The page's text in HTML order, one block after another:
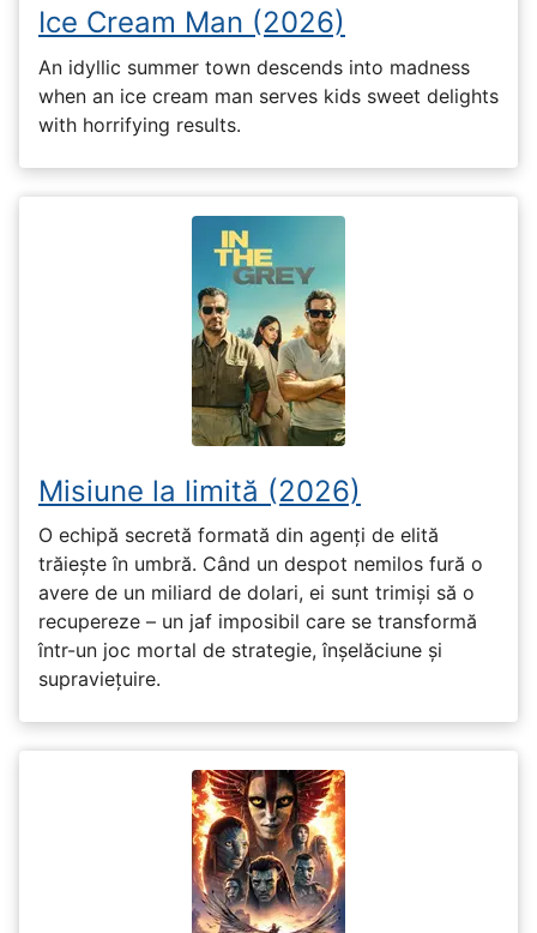
Ice Cream Man (2026)
An idyllic summer town descends into madness
when an ice cream man serves kids sweet delights
with horrifying results.
Misiune la limită (2026)
O echipă secretă formată din agenți de elită
trăiește în umbră. Când un despot nemilos fură o
avere de un miliard de dolari, ei sunt trimiși să o
recupereze – un jaf imposibil care se transformă
într-un joc mortal de strategie, înșelăciune și
supraviețuire.